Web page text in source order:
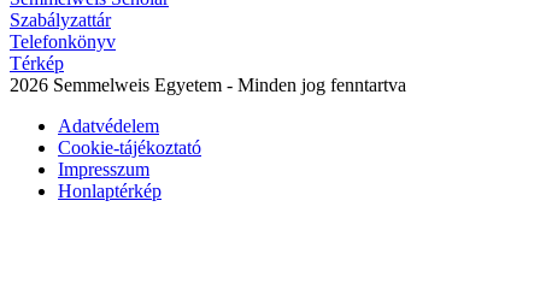
Szabályzattár
Telefonkönyv
Térkép
2026 Semmelweis Egyetem - Minden jog fenntartva
Adatvédelem
Cookie-tájékoztató
Impresszum
Honlaptérkép